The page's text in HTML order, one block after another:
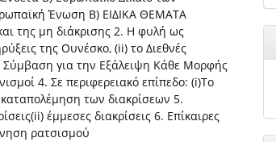
Ένωση Β) ΕΙΔΙΚΑ ΘΕΜΑΤΑ
της μη διάκρισης 2. Η φυλή ως
της Ουνέσκο, (ii) το Διεθνές
Σύμβαση για την Εξάλειψη Κάθε Μορφής
4. Σε περιφερειακό επίπεδο: (i)Το
των διακρίσεων 5.
έμμεσες διακρίσεις 6. Επίκαιρες
ρατσισμού